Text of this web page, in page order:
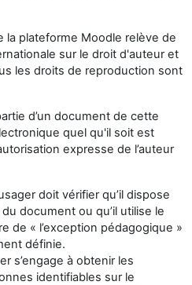
la plateforme Moodle relève de
sur le droit d'auteur et
les droits de reproduction sont
d’un document de cette
quel qu'il soit est
expresse de l’auteur
doit vérifier qu’il dispose
document ou qu’il utilise le
de « l’exception pédagogique »
définie.
s’engage à obtenir les
identifiables sur le